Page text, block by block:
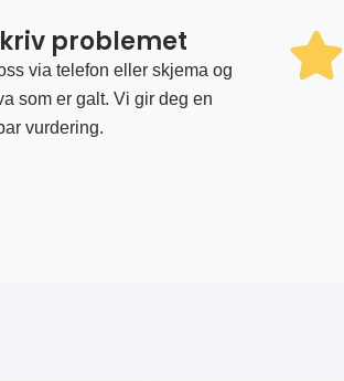
problemet
via telefon eller skjema og
som er galt. Vi gir deg en
vurdering.